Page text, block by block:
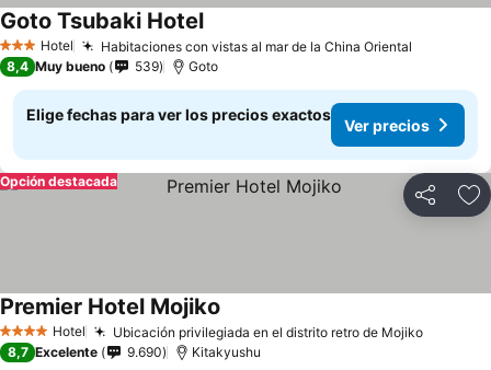
3 Estrellas
Hotel Habitaciones con vistas al mar de la China Oriental
Goto Tsubaki HotelVer precios
8,4 Muy bueno 539 Goto
Elige fechas para ver los precios exactos
Ver precios
Compartir
Opción destacada
4 EstrellasHotel Ubicación privilegiada en el distrito retro de MojikoVer
Premier Hotel Mojiko
8,7 Excelente 9.690 Kitakyushu